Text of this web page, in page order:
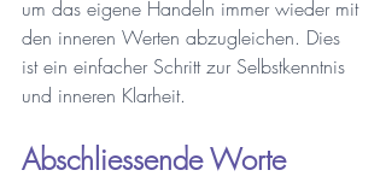
um das eigene Handeln immer wieder mit
den inneren Werten abzugleichen. Dies
ist ein einfacher Schritt zur Selbstkenntnis
und inneren Klarheit.
Abschliessende Worte